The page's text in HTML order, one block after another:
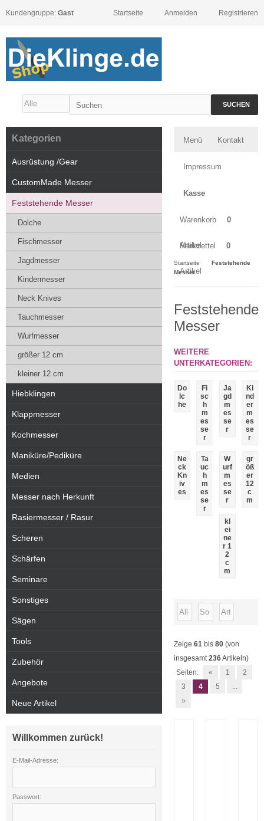
Kundengruppe: Gast Registrieren
Anmelden
Startseite
SUCHEN
Menü Kontakt
Impressum
Kasse
Warenkorb 0
Artikel
Merkzettel 0
Artikel
Startseite
Feststehende
Messer
Feststehende
Messer
WEITERE
UNTERKATEGORIEN:
Do
lc
he
Fi
sc
h
m
es
se
r
Ja
gd
m
es
se
r
Ki
nd
er
m
es
se
r
Ne
ck
Kn
iv
es
Ta
uc
h
m
es
se
r
W
urf
m
es
se
r
gr
öß
er
12
c
m
kl
ei
ne
r 1
2
c
m
Zeige 61 bis 80 (von
insgesamt236Artikeln)
Seiten:
« 1
2
3
4 5
...
»
Kategorien
Ausrüstung /Gear
CustomMade Messer
Feststehende Messer
Dolche
Fischmesser
Jagdmesser
Kindermesser
Neck Knives
Tauchmesser
Wurfmesser
größer 12 cm
kleiner 12 cm
Hiebklingen
Klappmesser
Kochmesser
Maniküre/Pediküre
Medien
Messer nach Herkunft
Rasiermesser / Rasur
Scheren
Schärfen
Seminare
Sonstiges
Sägen
Tools
Zubehör
Angebote
Neue Artikel
Willkommen zurück!
E-Mail-Adresse:
Passwort: